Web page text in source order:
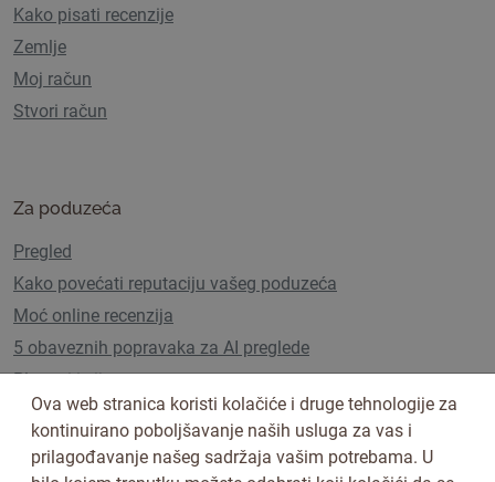
Kako pisati recenzije
Zemlje
Moj račun
Stvori račun
Za poduzeća
Pregled
Kako povećati reputaciju vašeg poduzeća
Moć online recenzija
5 obaveznih popravaka za AI preglede
Planovi i cijene
Pratite nas na
Ova web stranica koristi kolačiće i druge tehnologije za
kontinuirano poboljšavanje naših usluga za vas i
prilagođavanje našeg sadržaja vašim potrebama. U